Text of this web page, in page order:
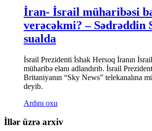
İran- İsrail müharibəsi
verəcəkmi? – Sədrəddin
sualda
İsrail Prezidenti İshak Hersoq İranın
müharibə elanı adlandırıb. İsrail
Britaniyanın “Sky News” telekanalına
deyib.
Ardını oxu
İllər üzrə arxiv